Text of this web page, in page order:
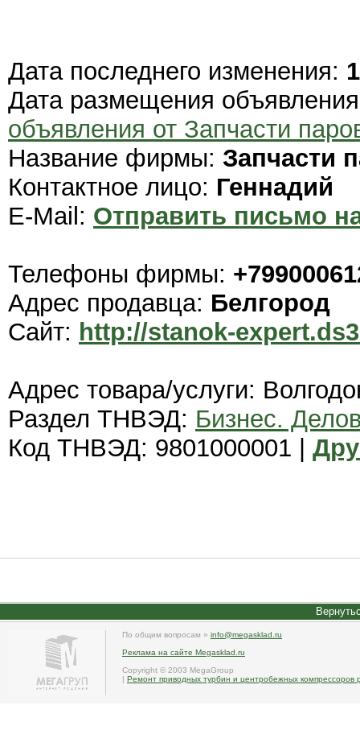
Дата последнего изменения:
Дата размещения
объявления от Запчасти
Название фирмы: Запчасти
Контактное лицо: Геннадий
E-Mail: Отправить письмо
Телефоны фирмы:
Адрес продавца: Белгород
Сайт: http://stanok-
Адрес товара/услуги:
Раздел ТНВЭД: Бизнес.
Код ТНВЭД: 9801000001 |
По общим вопросам » info@megasklad.ru
Реклама на сайте Megasklad.ru
Copyright © 2003 MegaGroup
| Ремонт приводных турбин и центробежных компрессоров